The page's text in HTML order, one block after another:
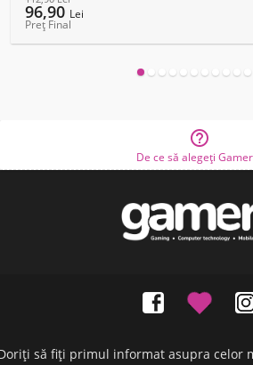
96,90 Lei
Preț Final

De ce să alegeți
să fiți primul informat asupra celor